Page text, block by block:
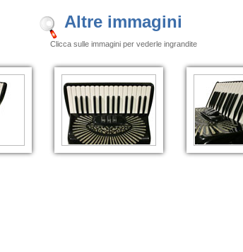
Altre immagini
Clicca sulle immagini per vederle ingrandite